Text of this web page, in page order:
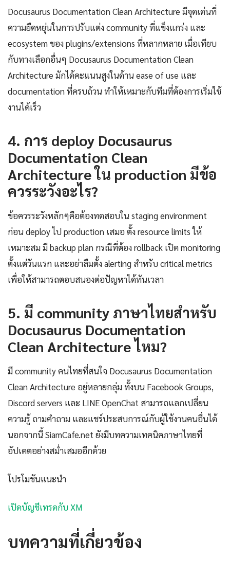
Docusaurus Documentation Clean Architecture มีจุดเด่นที่
ความยืดหยุ่นในการปรับแต่ง community ที่แข็งแกร่ง และ
ecosystem ของ plugins/extensions ที่หลากหลาย เมื่อเทียบ
กับทางเลือกอื่นๆ Docusaurus Documentation Clean
Architecture มักได้คะแนนสูงในด้าน ease of use และ
documentation ที่ครบถ้วน ทำให้เหมาะกับทีมที่ต้องการเริ่มใช้
งานได้เร็ว
4. การ deploy Docusaurus
Documentation Clean
Architecture ใน production มีข้อ
ควรระวังอะไร?
ข้อควรระวังหลักๆคือต้องทดสอบใน staging environment
ก่อน deploy ไป production เสมอ ตั้ง resource limits ให้
เหมาะสม มี backup plan กรณีที่ต้อง rollback เปิด monitoring
ตั้งแต่วันแรก และอย่าลืมตั้ง alerting สำหรับ critical metrics
เพื่อให้สามารถตอบสนองต่อปัญหาได้ทันเวลา
5. มี community ภาษาไทยสำหรับ
Docusaurus Documentation
Clean Architecture ไหม?
มี community คนไทยที่สนใจ Docusaurus Documentation
Clean Architecture อยู่หลายกลุ่ม ทั้งบน Facebook Groups,
Discord servers และ LINE OpenChat สามารถแลกเปลี่ยน
ความรู้ ถามคำถาม และแชร์ประสบการณ์กับผู้ใช้งานคนอื่นได้
นอกจากนี้ SiamCafe.net ยังมีบทความเทคนิคภาษาไทยที่
อัปเดตอย่างสม่ำเสมออีกด้วย
โปรโมชันแนะนำ
เปิดบัญชีเทรดกับ XM
บทความที่เกี่ยวข้อง